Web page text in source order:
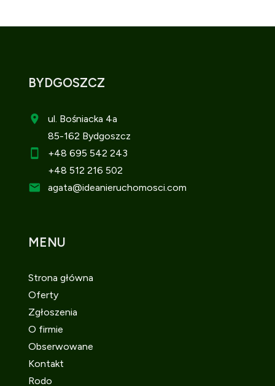
BYDGOSZCZ
ul. Bośniacka 4a
85-162 Bydgoszcz
+48 695 542 243
+48 512 216 502
agata@ideanieruchomosci.com
MENU
Strona główna
Oferty
Zgłoszenia
O firmie
Obserwowane
Kontakt
Rodo